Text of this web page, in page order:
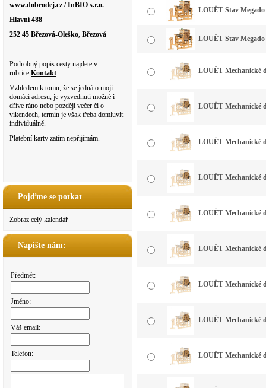
www.dobrodej.cz / InBIO s.r.o.
Hlavní 488
252 45 Březová-Oleško, Březová
Podrobný popis cesty najdete v
rubrice Kontakt
Vzhledem k tomu, že se jedná o moji
domácí adresu, je vyzvednutí možné i
dříve ráno nebo později večer či o
víkendech, termín je však třeba domluvit
individuálně.
Platební karty zatím nepřijímám.
Pojďme se potkat
Zobraz celý kalendář
Napište nám:
Předmět:
Jméno:
Váš email:
Telefon:
LOUËT Stav Megado
LOUËT Stav Megado
LOUËT Mechanické
LOUËT Mechanické
LOUËT Mechanické
LOUËT Mechanické
LOUËT Mechanické
LOUËT Mechanické
LOUËT Mechanické
LOUËT Mechanické
LOUËT Mechanické